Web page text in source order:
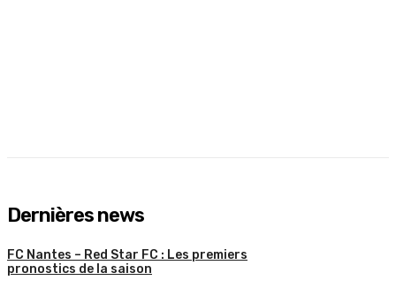
Dernières news
FC Nantes – Red Star FC : Les premiers
pronostics de la saison